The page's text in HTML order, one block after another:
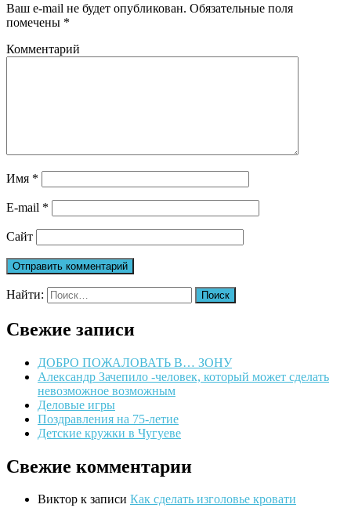
Ваш e-mail не будет опубликован. Обязательные поля
помечены *
Комментарий
Имя *
E-mail *
Сайт
Найти:
Свежие записи
ДОБРО ПОЖАЛОВАТЬ В… ЗОНУ
Александр Зачепило -человек, который может сделать
невозможное возможным
Деловые игры
Поздравления на 75-летие
Детские кружки в Чугуеве
Свежие комментарии
Виктор к записи Как сделать изголовье кровати